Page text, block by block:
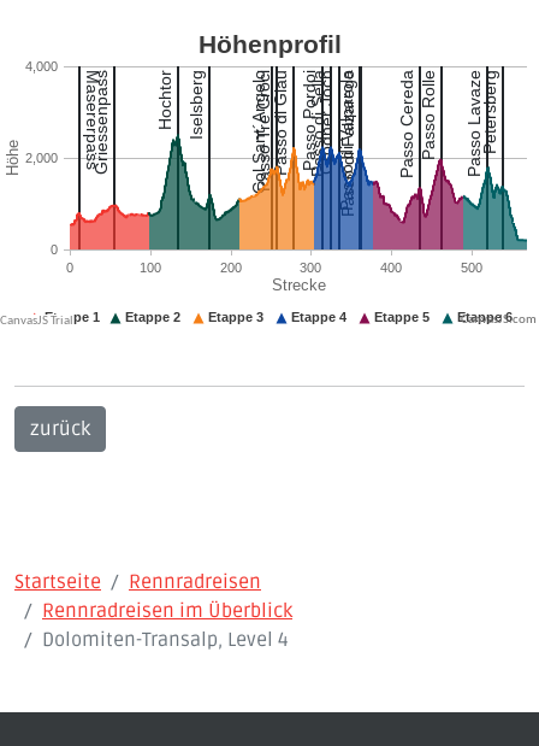
CanvasJS.com
zurück
Startseite
Rennradreisen
Rennradreisen im Überblick
Dolomiten-Transalp, Level 4